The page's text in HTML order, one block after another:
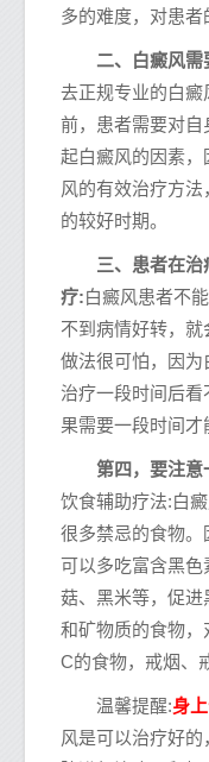
多的难度，对患者
二、白癜风需
去正规专业的白癜
前，患者需要对自
起白癜风的因素
风的有效治疗方
的较好时期。
三、患者在治
疗:白癜风患者不
不到病情好转，
做法很可怕，因
治疗一段时间后
果需要一段时间才
第四，要注意一
饮食辅助疗法:白
很多禁忌的食物
可以多吃富含黑
菇、黑米等，促
和矿物质的食物
C的食物，戒烟、
温馨提醒:身
风是可以治疗好